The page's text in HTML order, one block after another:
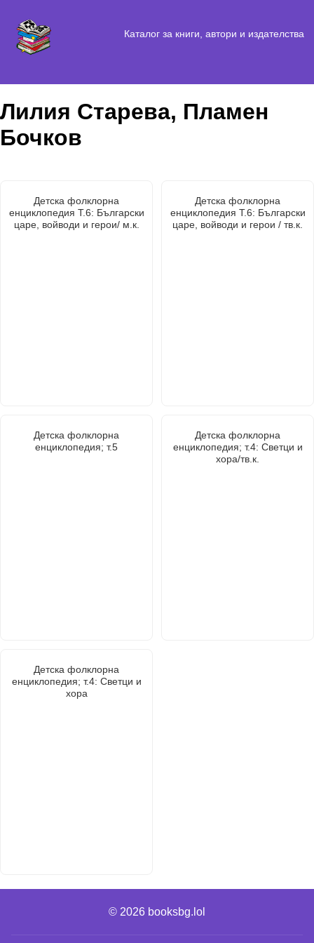
Каталог за книги, автори и издателства
Лилия Старева, Пламен
Бочков
Детска фолклорна
енциклопедия Т.6: Български
царе, войводи и герои/ м.к.
Детска фолклорна
енциклопедия Т.6: Български
царе, войводи и герои / тв.к.
Детска фолклорна
енциклопедия; т.5
Детска фолклорна
енциклопедия; т.4: Светци и
хора/тв.к.
Детска фолклорна
енциклопедия; т.4: Светци и
хора
© 2026 booksbg.lol